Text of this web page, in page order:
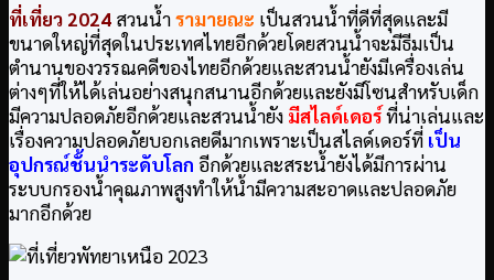
ที่เที่ยว 2024 สวนน้ำรามายณะ เป็นสวนน้ำที่ดีที่สุดและมี
ขนาดใหญ่ที่สุดในประเทศไทยอีกด้วยโดยสวนน้ำจะมีธีมเป็น
ตำนานของวรรณคดีของไทยอีกด้วยและสวนน้ำยังมีเครื่องเล่น
ต่างๆที่ให้ได้เล่นอย่างสนุกสนานอีกด้วยและยังมีโซนสำหรับเด็ก
มีความปลอดภัยอีกด้วยและสวนน้ำยัง มีสไลด์เดอร์ที่น่าเล่นและ
เรื่องความปลอดภัยบอกเลยดีมากเพราะเป็นสไลด์เดอร์ที่ เป็น
อุปกรณ์ชั้นนำระดับโลก อีกด้วยและสระน้ำยังได้มีการผ่าน
ระบบกรองน้ำคุณภาพสูงทำให้น้ำมีความสะอาดและปลอดภัย
มากอีกด้วย